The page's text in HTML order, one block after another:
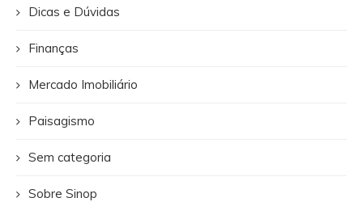
Dicas e Dúvidas
Finanças
Mercado Imobiliário
Paisagismo
Sem categoria
Sobre Sinop